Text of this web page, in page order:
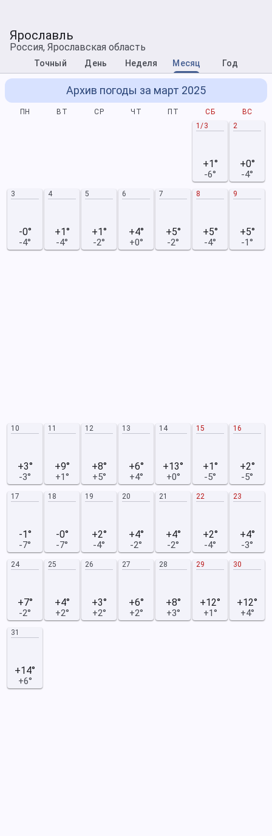
Ярославль
Россия, Ярославская область
Точный День Неделя Месяц Год
Архив погоды за март 2025
ПН ВТ СР ЧТ ПТ СБ
ВС
1/3
+1°
-6°
2
+0°
-4°
3
-0°
-4°
4
+1°
-4°
5
+1°
-2°
6
+4°
+0°
7
+5°
-2°
8
+5°
-4°
9
+5°
-1°
10
+3°
-3°
11
+9°
+1°
12
+8°
+5°
13
+6°
+4°
14
+13°
+0°
15
+1°
-5°
16
+2°
-5°
17
-1°
-7°
18
-0°
-7°
19
+2°
-4°
20
+4°
-2°
21
+4°
-2°
22
+2°
-4°
23
+4°
-3°
24
+7°
-2°
25
+4°
+2°
26
+3°
+2°
27
+6°
+2°
28
+8°
+3°
29
+12°
+1°
30
+12°
+4°
31
+14°
+6°